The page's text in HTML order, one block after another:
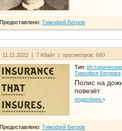
Предоставлено: Тимофей Бегров
11.11.2022 | 7 Кбайт | просмотров: 660
Тип:
Тимофея Бегрова
Полис на
повезёт
подробнее
Предоставлено: Тимофей Бегров